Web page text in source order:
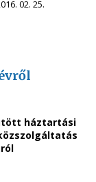
02. 25.
háztartási